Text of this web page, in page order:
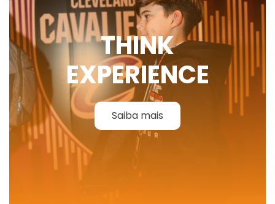
THINK
EXPERIENCE
Saiba mais